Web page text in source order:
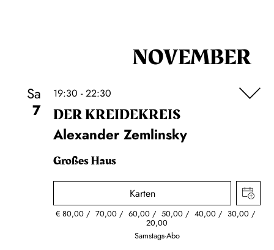
NOVEMBER
Sa
7
19:30 - 22:30
DER KREIDE­KREIS
Alexander Zemlinsky
Großes Haus
Karten
€80,00 70,00 60,00 50,00 40,00 30,00
20,00
Samstags-Abo